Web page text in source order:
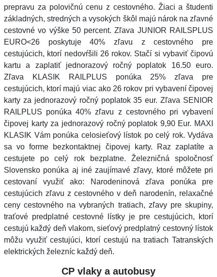
prepravu za polovičnú cenu z cestovného. Žiaci a študenti
základných, stredných a vysokých škôl majú nárok na zľavné
cestovné vo výške 50 percent. Zľava JUNIOR RAILSPLUS
EURO<26 poskytuje 40% zľavu z cestovného pre
cestujúcich, ktorí nedovŕšili 26 rokov. Stačí si vybaviť čipovú
kartu a zaplatiť jednorazový ročný poplatok 16.50 euro.
Zľava KLASIK RAILPLUS ponúka 25% zľava pre
cestujúcich, ktorí majú viac ako 26 rokov pri vybavení čipovej
karty za jednorazový ročný poplatok 35 eur. Zľava SENIOR
RAILPLUS ponúka 40% zľavu z cestovného pri vybavení
čipovej karty za jednorazový ročný poplatok 9,90 Eur. MAXI
KLASIK Vám ponúka celosieťový lístok po celý rok. Vydáva
sa vo forme bezkontaktnej čipovej karty. Raz zaplatíte a
cestujete po celý rok bezplatne. Železničná spoločnosť
Slovensko ponúka aj iné zaujímavé zľavy, ktoré môžete pri
cestovaní využiť ako: Narodeninová zľava ponúka pre
cestujúcich zľavu z cestovného v deň narodenín, relaxačné
ceny cestovného na vybraných tratiach, zľavy pre skupiny,
traťové predplatné cestovné lístky je pre cestujúcich, ktorí
cestujú každý deň vlakom, sieťový predplatný cestovný lístok
môžu využiť cestujúci, ktorí cestujú na tratiach Tatranských
elektrických železníc každý deň.
CP vlaky a autobusy